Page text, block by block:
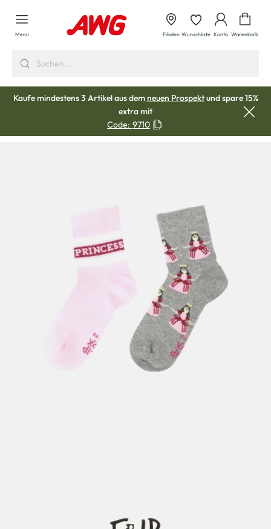
springen
Menü Filialen Wunschliste Konto Warenkorb
Kaufe mindestens 3 Artikel aus demneuen Prospektund spare 15%
extra mit
Code: 9710